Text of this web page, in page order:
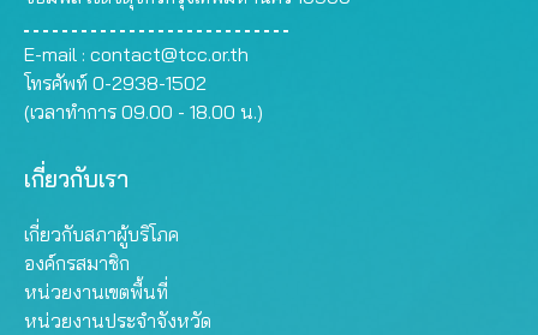
E-mail : contact@tcc.or.th
โทรศัพท์ 0-2938-1502
(เวลาทำการ 09.00 - 18.00 น.)
เกี่ยวกับเรา
เกี่ยวกับสภาผู้บริโภค
องค์กรสมาชิก
หน่วยงานเขตพื้นที่
หน่วยงานประจำจังหวัด